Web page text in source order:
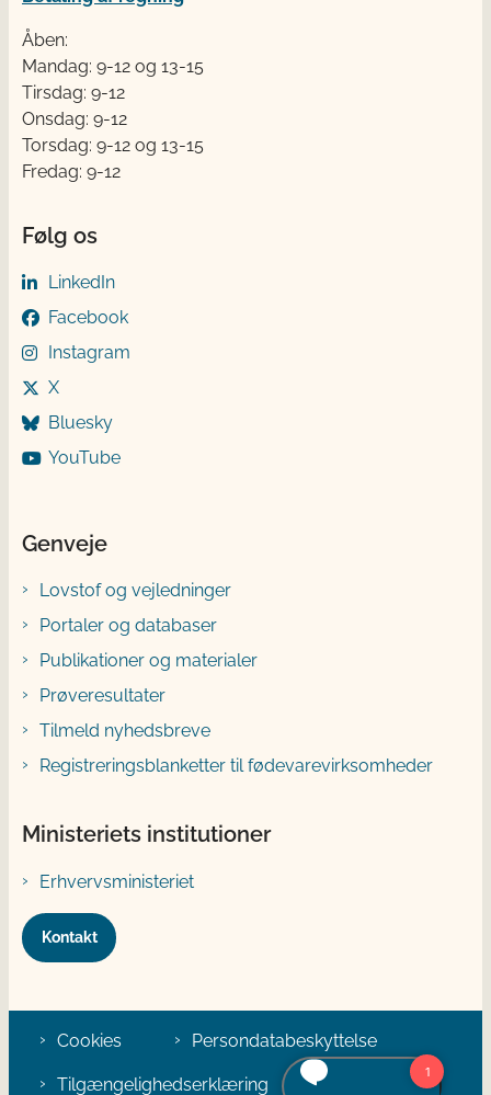
Åben:
Mandag: 9-12 og 13-15
Tirsdag: 9-12
Onsdag: 9-12
Torsdag: 9-12 og 13-15
Fredag: 9-12
Følg os
LinkedIn
Facebook
Instagram
X
Bluesky
YouTube
Genveje
Lovstof og vejledninger
Portaler og databaser
Publikationer og materialer
Prøveresultater
Tilmeld nyhedsbreve
Registreringsblanketter til fødevarevirksomheder
Ministeriets institutioner
Erhvervsministeriet
Kontakt
Cookies Persondatabeskyttelse
Tilgængelighedserklæring